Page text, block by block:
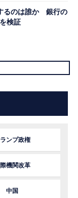
るのは誰か 銀行の
検証
ランプ政権
機関改革
中国